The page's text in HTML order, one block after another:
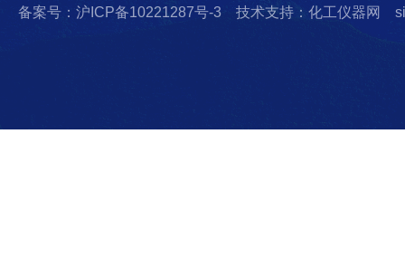
备案号：沪ICP备10221287号-3 技术支持：化工仪器网